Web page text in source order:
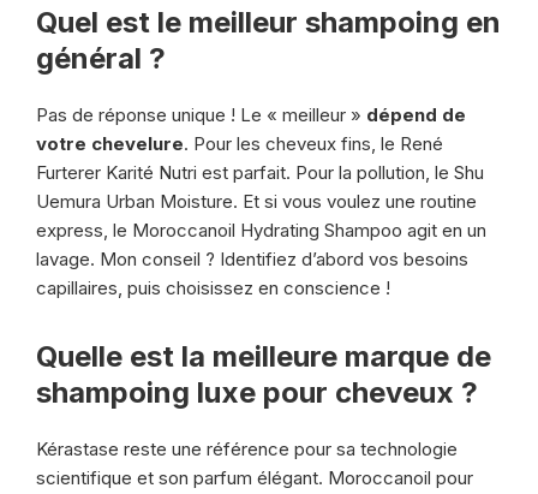
Quel est le meilleur shampoing en
général ?
Pas de réponse unique ! Le « meilleur » dépend de
votre chevelure. Pour les cheveux fins, le René
Furterer Karité Nutri est parfait. Pour la pollution, le Shu
Uemura Urban Moisture. Et si vous voulez une routine
express, le Moroccanoil Hydrating Shampoo agit en un
lavage. Mon conseil ? Identifiez d’abord vos besoins
capillaires, puis choisissez en conscience !
Quelle est la meilleure marque de
shampoing luxe pour cheveux ?
Kérastase reste une référence pour sa technologie
scientifique et son parfum élégant. Moroccanoil pour